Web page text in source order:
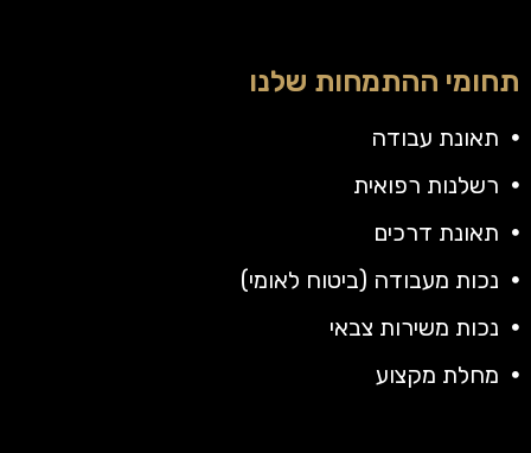
תחומי ההתמחות שלנו
תאונת עבודה
רשלנות רפואית
תאונת דרכים
נכות מעבודה (ביטוח לאומי)
נכות משירות צבאי
מחלת מקצוע